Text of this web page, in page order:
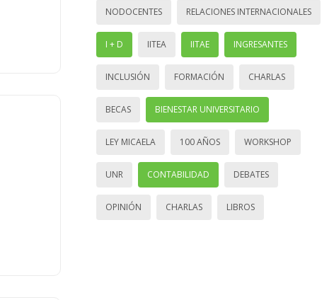
NODOCENTES RELACIONES INTERNACIONALES
I + D IITEA IITAE INGRESANTES
INCLUSIÓN FORMACIÓN CHARLAS
BECAS BIENESTAR UNIVERSITARIO
LEY MICAELA 100 AÑOS WORKSHOP
UNR CONTABILIDAD DEBATES
OPINIÓN CHARLAS LIBROS